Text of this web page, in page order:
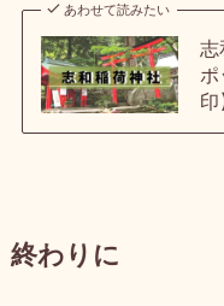
あわせて読みたい
志
ポ
終わりに